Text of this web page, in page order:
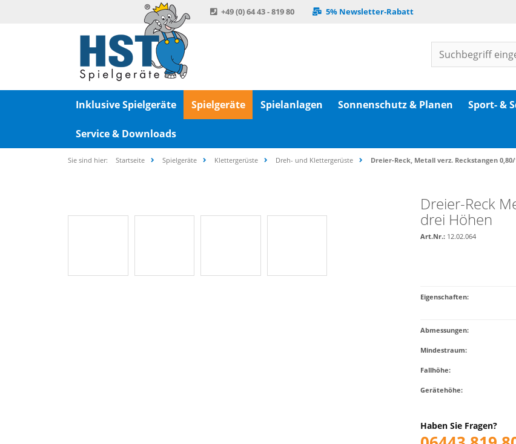
+49 (0) 64 43 - 819 80 5% Newsletter-Rabatt
Inklusive Spielgeräte Spielgeräte Spielanlagen Sonnenschutz & Planen Sport- &
Service & Downloads
Sie sind hier: Startseite Spielgeräte Klettergerüste Dreh- und Klettergerüste Dreier-Reck, Metall verz. Reckstangen
Dreier-Reck
drei Höhen
Art.Nr.: 12.02.064
Eigenschaften:
Abmessungen:
Mindestraum:
Fallhöhe:
Gerätehöhe:
Haben Sie Fragen?